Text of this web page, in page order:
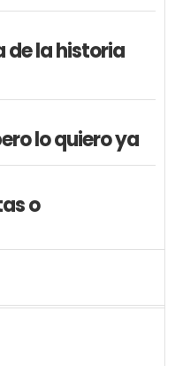
de la historia
lo quiero ya
o